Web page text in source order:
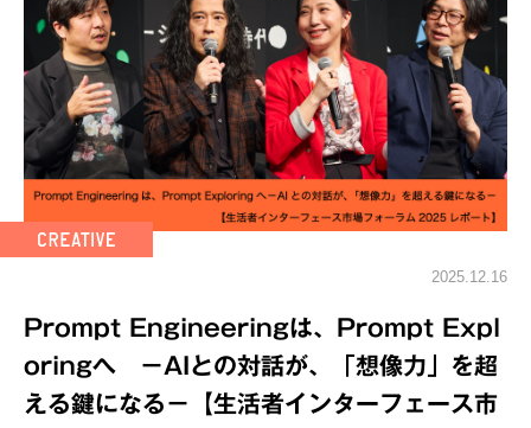
2025.12.16
Prompt Engineeringは、Prompt Expl
oringへ －AIとの対話が、「想像力」を超
える鍵になる－【生活者インターフェース市